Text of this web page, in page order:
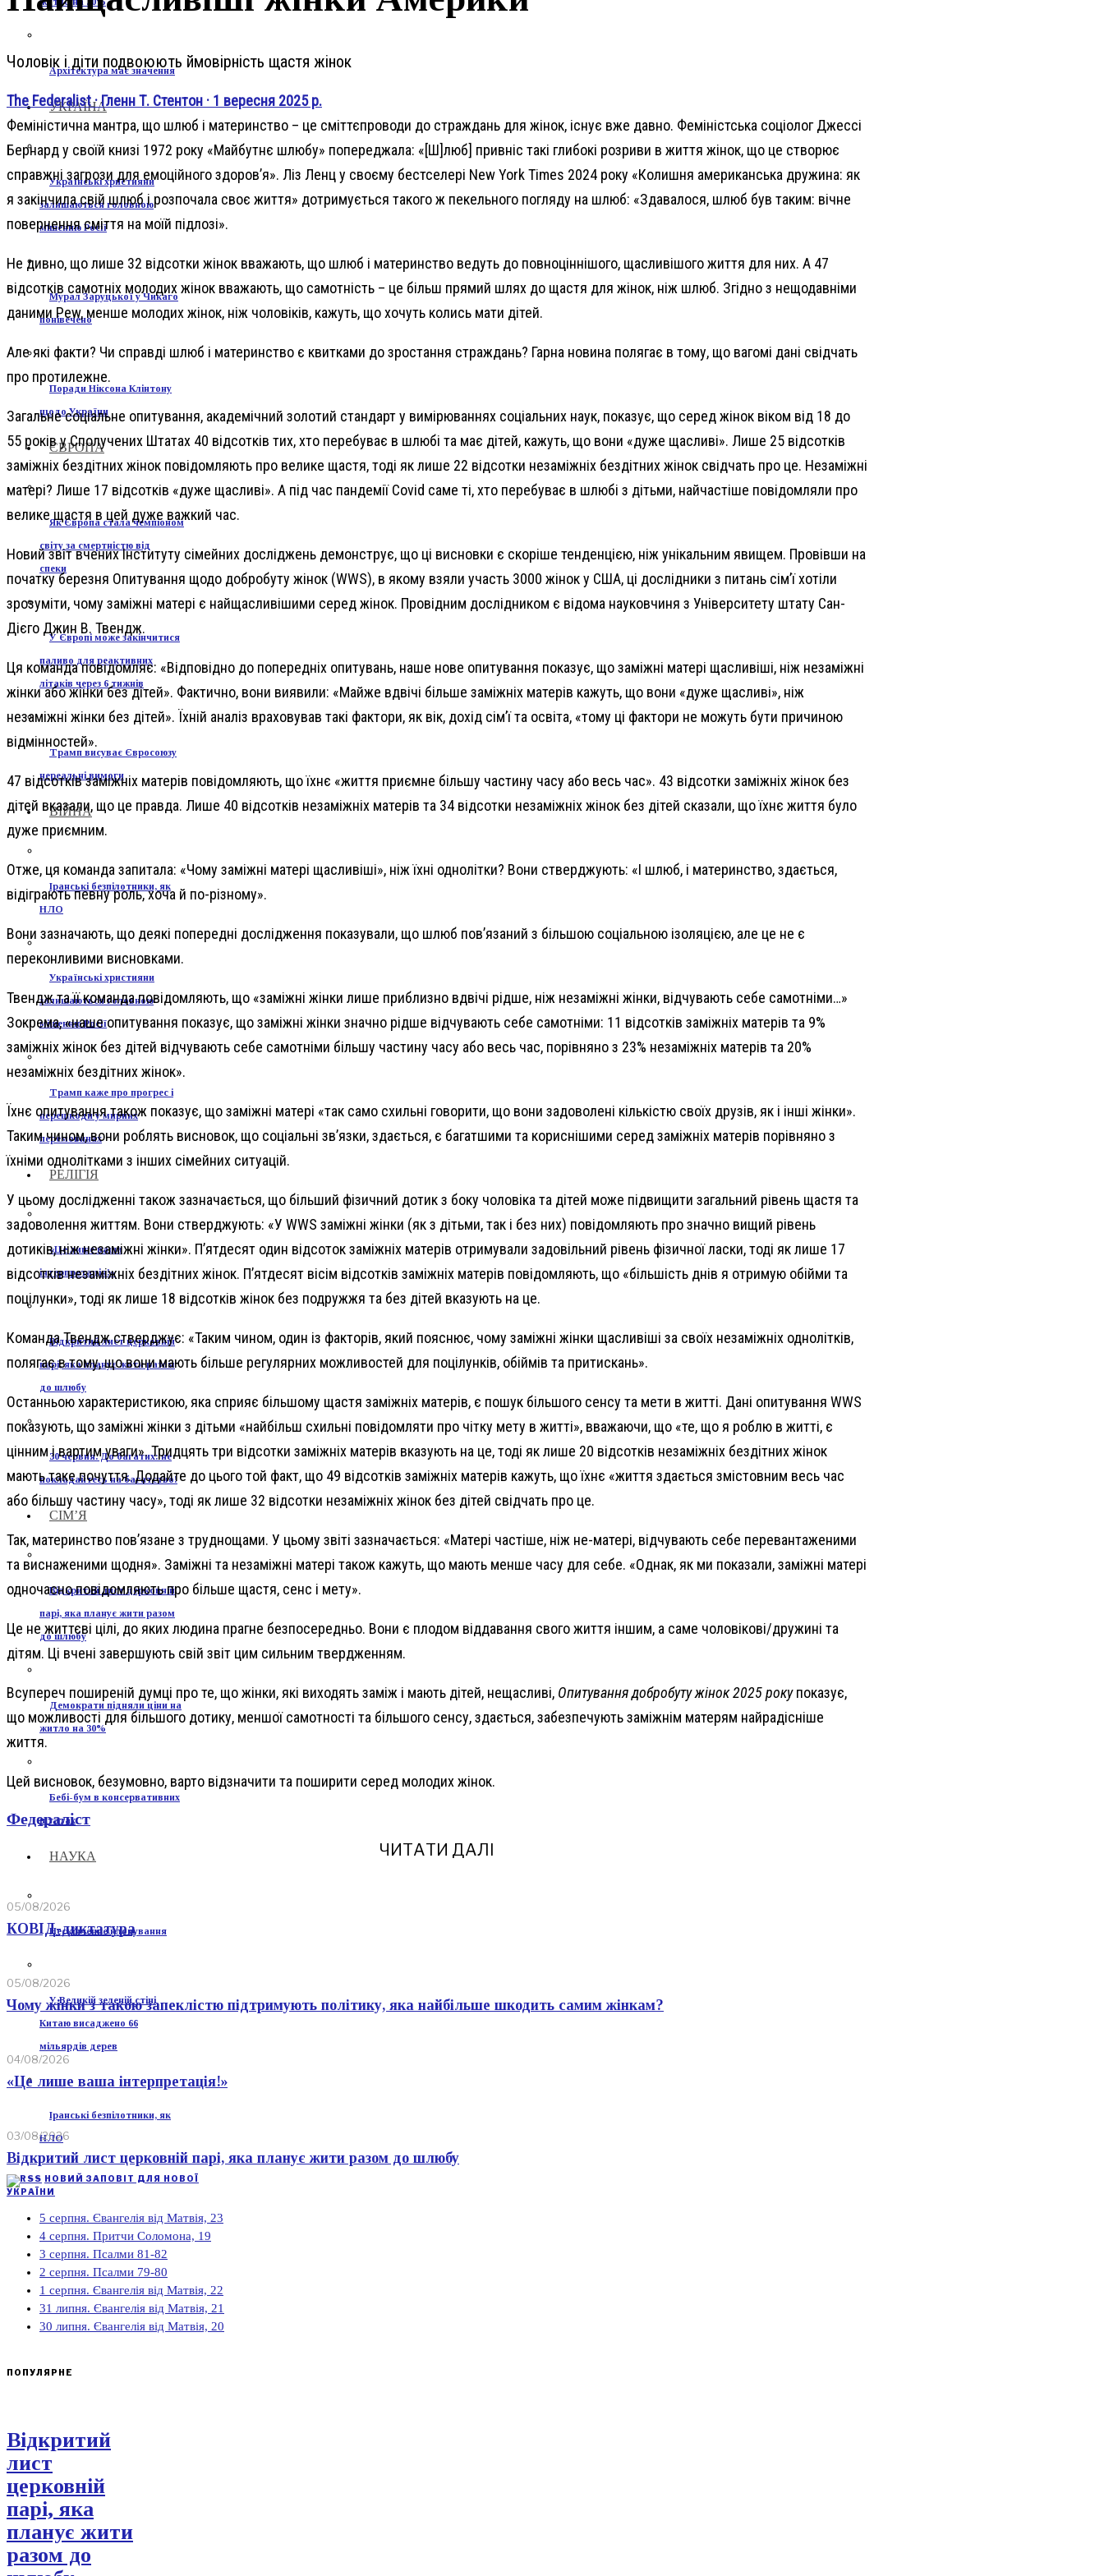
Архітектура має значення
УКРАЇНА
Українські християни
залишаються головною
мішенню Росії
Мурал Заруцької у Чикаго
понівечено
Поради Ніксона Клінтону
щодо України
ЄВРОПА
Як Європа стала чемпіоном
світу за смертністю від
спеки
У Європі може закінчитися
паливо для реактивних
літаків через 6 тижнів
Трамп висуває Євросоюзу
нереальні вимоги
ВІЙНА
Іранські безпілотники, як
НЛО
Українські християни
залишаються головною
мішенню Росії
Трамп каже про прогрес і
перешкоди у мирних
перемовинах
РЕЛІГІЯ
«Це лише ваша
інтерпретація!»
Відкритий лист церковній
парі, яка планує жити разом
до шлюбу
30 червня. До багатих: не
покладайтесь на багатство!
СІМ’Я
Відкритий лист церковній
парі, яка планує жити разом
до шлюбу
Демократи підняли ціни на
житло на 30%
Бебі-бум в консервативних
штатах
НАУКА
Нескінченне клонування
У Великій зеленій стіні
Китаю висаджено 66
мільярдів дерев
Іранські безпілотники, як
НЛО
Чоловік і діти подвоюють ймовірність щастя жінок
The Federalist · Гленн Т. Стентон · 1 вересня 2025 р.
Феміністична мантра, що шлюб і материнство – це сміттєпроводи до страждань для жінок, існує вже давно. Феміністська соціолог Джессі
Бернард у своїй книзі 1972 року «Майбутнє шлюбу» попереджала: «[Ш]люб] привніс такі глибокі розриви в життя жінок, що це створює
справжні загрози для емоційного здоров’я». Ліз Ленц у своєму бестселері New York Times 2024 року «Колишня американська дружина: як
я закінчила свій шлюб і розпочала своє життя» дотримується такого ж пекельного погляду на шлюб: «Здавалося, шлюб був таким: вічне
повернення сміття на моїй підлозі».
Не дивно, що лише 32 відсотки жінок вважають, що шлюб і материнство ведуть до повноціннішого, щасливішого життя для них. А 47
відсотків самотніх молодих жінок вважають, що самотність – це більш прямий шлях до щастя для жінок, ніж шлюб. Згідно з нещодавніми
даними Pew, менше молодих жінок, ніж чоловіків, кажуть, що хочуть колись мати дітей.
Але які факти? Чи справді шлюб і материнство є квитками до зростання страждань? Гарна новина полягає в тому, що вагомі дані свідчать
про протилежне.
Загальне соціальне опитування, академічний золотий стандарт у вимірюваннях соціальних наук, показує, що серед жінок віком від 18 до
55 років у Сполучених Штатах 40 відсотків тих, хто перебуває в шлюбі та має дітей, кажуть, що вони «дуже щасливі». Лише 25 відсотків
заміжніх бездітних жінок повідомляють про велике щастя, тоді як лише 22 відсотки незаміжніх бездітних жінок свідчать про це. Незаміжні
матері? Лише 17 відсотків «дуже щасливі». А під час пандемії Covid саме ті, хто перебуває в шлюбі з дітьми, найчастіше повідомляли про
велике щастя в цей дуже важкий час.
Новий звіт вчених Інституту сімейних досліджень демонструє, що ці висновки є скоріше тенденцією, ніж унікальним явищем. Провівши на
початку березня Опитування щодо добробуту жінок (WWS), в якому взяли участь 3000 жінок у США, ці дослідники з питань сім’ї хотіли
зрозуміти, чому заміжні матері є найщасливішими серед жінок. Провідним дослідником є ​​відома науковчиня з Університету штату Сан-
Дієго Джин В. Твендж.
Ця команда повідомляє: «Відповідно до попередніх опитувань, наше нове опитування показує, що заміжні матері щасливіші, ніж незаміжні
жінки або жінки без дітей». Фактично, вони виявили: «Майже вдвічі більше заміжніх матерів кажуть, що вони «дуже щасливі», ніж
незаміжні жінки без дітей». Їхній аналіз враховував такі фактори, як вік, дохід сім’ї та освіта, «тому ці фактори не можуть бути причиною
відмінностей».
47 відсотків заміжніх матерів повідомляють, що їхнє «життя приємне більшу частину часу або весь час». 43 відсотки заміжніх жінок без
дітей вказали, що це правда. Лише 40 відсотків незаміжніх матерів та 34 відсотки незаміжніх жінок без дітей сказали, що їхнє життя було
дуже приємним.
Отже, ця команда запитала: «Чому заміжні матері щасливіші», ніж їхні однолітки? Вони стверджують: «І шлюб, і материнство, здається,
відіграють певну роль, хоча й по-різному».
Вони зазначають, що деякі попередні дослідження показували, що шлюб пов’язаний з більшою соціальною ізоляцією, але це не є
переконливими висновками.
Твендж та її команда повідомляють, що «заміжні жінки лише приблизно вдвічі рідше, ніж незаміжні жінки, відчувають себе самотніми…»
Зокрема, «наше опитування показує, що заміжні жінки значно рідше відчувають себе самотніми: 11 відсотків заміжніх матерів та 9%
заміжніх жінок без дітей відчувають себе самотніми більшу частину часу або весь час, порівняно з 23% незаміжніх матерів та 20%
незаміжніх бездітних жінок».
Їхнє опитування також показує, що заміжні матері «так само схильні говорити, що вони задоволені кількістю своїх друзів, як і інші жінки».
Таким чином, вони роблять висновок, що соціальні зв’язки, здається, є багатшими та кориснішими серед заміжніх матерів порівняно з
їхніми однолітками з інших сімейних ситуацій.
У цьому дослідженні також зазначається, що більший фізичний дотик з боку чоловіка та дітей може підвищити загальний рівень щастя та
задоволення життям. Вони стверджують: «У WWS заміжні жінки (як з дітьми, так і без них) повідомляють про значно вищий рівень
дотиків, ніж незаміжні жінки». П’ятдесят один відсоток заміжніх матерів отримували задовільний рівень фізичної ласки, тоді як лише 17
відсотків незаміжніх бездітних жінок. П’ятдесят вісім відсотків заміжніх матерів повідомляють, що «більшість днів я отримую обійми та
поцілунки», тоді як лише 18 відсотків жінок без подружжя та без дітей вказують на це.
Команда Твендж стверджує: «Таким чином, один із факторів, який пояснює, чому заміжні жінки щасливіші за своїх незаміжніх однолітків,
полягає в тому, що вони мають більше регулярних можливостей для поцілунків, обіймів та притискань».
Останньою характеристикою, яка сприяє більшому щастя заміжніх матерів, є пошук більшого сенсу та мети в житті. Дані опитування WWS
показують, що заміжні жінки з дітьми «найбільш схильні повідомляти про чітку мету в житті», вважаючи, що «те, що я роблю в житті, є
цінним і вартим уваги». Тридцять три відсотки заміжніх матерів вказують на це, тоді як лише 20 відсотків незаміжніх бездітних жінок
мають таке почуття. Додайте до цього той факт, що 49 відсотків заміжніх матерів кажуть, що їхнє «життя здається змістовним весь час
або більшу частину часу», тоді як лише 32 відсотки незаміжніх жінок без дітей свідчать про це.
Так, материнство пов’язане з труднощами. У цьому звіті зазначається: «Матері частіше, ніж не-матері, відчувають себе перевантаженими
та виснаженими щодня». Заміжні та незаміжні матері також кажуть, що мають менше часу для себе. «Однак, як ми показали, заміжні матері
одночасно повідомляють про більше щастя, сенс і мету».
Це не життєві цілі, до яких людина прагне безпосередньо. Вони є плодом віддавання свого життя іншим, а саме чоловікові/дружині та
дітям. Ці вчені завершують свій звіт цим сильним твердженням.
Всупереч поширеній думці про те, що жінки, які виходять заміж і мають дітей, нещасливі, Опитування добробуту жінок 2025 рокупоказує,
що можливості для більшого дотику, меншої самотності та більшого сенсу, здається, забезпечують заміжнім матерям найрадісніше
життя.
Цей висновок, безумовно, варто відзначити та поширити серед молодих жінок.
Федераліст
ЧИТАТИ ДАЛІ
05/08/2026
КОВІД-диктатура
05/08/2026
Чому жінки з такою запеклістю підтримують політику, яка найбільше шкодить самим жінкам?
04/08/2026
«Це лише ваша інтерпретація!»
03/08/2026
Відкритий лист церковній парі, яка планує жити разом до шлюбу
НОВИЙ ЗАПОВІТ ДЛЯ НОВОЇ
УКРАЇНИ
5 серпня. Євангелія від Матвія, 23
4 серпня. Притчи Соломона, 19
3 серпня. Псалми 81-82
2 серпня. Псалми 79-80
1 серпня. Євангелія від Матвія, 22
31 липня. Євангелія від Матвія, 21
30 липня. Євангелія від Матвія, 20
ПОПУЛЯРНЕ
Відкритий
лист
церковній
парі, яка
планує жити
разом до